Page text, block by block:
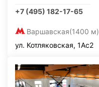
+7 (495) 182-17-65
Варшавская(1400 м)
ул. Котляковская, 1Ас2